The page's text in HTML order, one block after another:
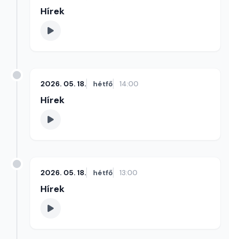
Hírek
2026. 05. 18. hétfő 14:00
Hírek
2026. 05. 18. hétfő 13:00
Hírek